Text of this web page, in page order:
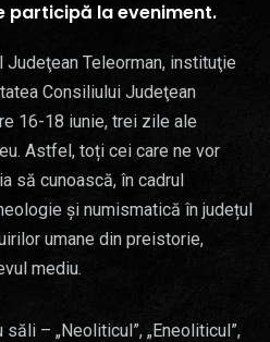
participă la eveniment.
Teleorman, instituţie
Consiliului Judeţean
16-18 iunie, trei zile ale
Astfel, toți cei care ne vor
să cunoască, în cadrul
și numismatică în județul
umane din preistorie,
mediu.
– „Neoliticul”, „Eneoliticul”,